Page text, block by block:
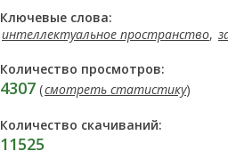
Ключевые слова:
интеллектуальное пространство,
Количество просмотров:
4307 (смотреть статистику)
Количество скачиваний:
11525